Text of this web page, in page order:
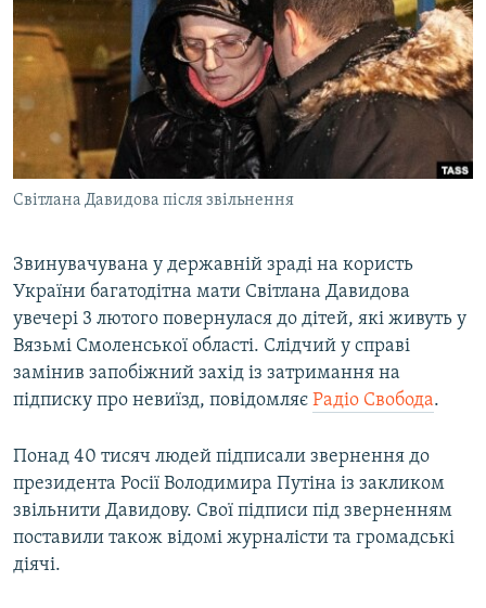
ВСЕ ЗА ДЕНЬ
СПЕЦПРОЕКТИ
ДЕПОРТАЦІЯ
ВІДЕОУРОКИ «ELIFBE»
СВІДЧЕННЯ ОКУПАЦІЇ
УКРАЇНСЬКА ПРОБЛЕМА КРИМУ
ЯК ОБІЙТИ БЛОКУВАННЯ
Русский
Qırımtatar
Усі сайти RFE/RL
Світлана Давидова після звільнення
Звинувачувана у державній зраді на користь
України багатодітна мати Світлана Давидова
увечері 3 лютого повернулася до дітей, які живуть у
Вязьмі Смоленської області. Слідчий у справі
замінив запобіжний захід із затримання на
підписку про невиїзд, повідомляє Радіо Свобода.
Понад 40 тисяч людей підписали звернення до
президента Росії Володимира Путіна із закликом
звільнити Давидову. Свої підписи під зверненням
поставили також відомі журналісти та громадські
діячі.